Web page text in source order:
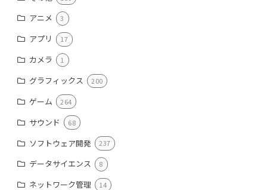
アニメ 3
アプリ 17
カメラ 1
グラフィックス 200
ゲーム 264
サウンド 68
ソフトウェア開発 237
データサイエンス 8
ネットワーク管理 14